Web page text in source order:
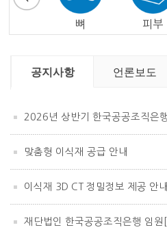
뼈 피부
공지사항 언론보도
맞춤형 이식재 공급 안내
이식재 3D CT 정밀정보 제공 안내